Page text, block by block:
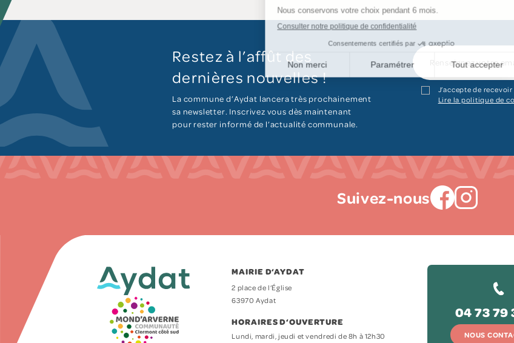
Restez à l’affût des
dernières nouvelles !
La commune d’Aydat lancera très prochainement
sa newsletter. Inscrivez vous dès maintenant
pour rester informé de l’actualité communale.
J’accepte de
Lire la politique de
Suivez-nous
MAIRIE D‘AYDAT
2 place de l’Église
63970 Aydat
HORAIRES D‘OUVERTURE
Lundi, mardi, jeudi et vendredi de 8h à 12h30
04 73 79
NOUS